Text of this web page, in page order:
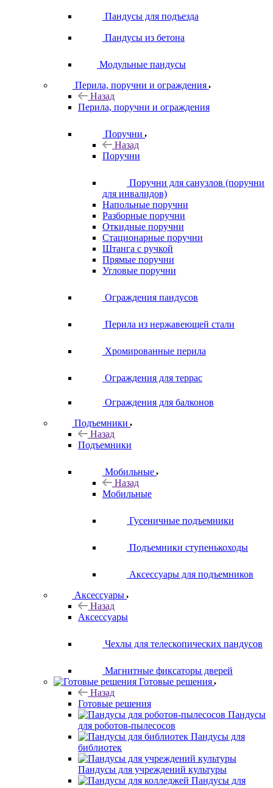
Пандусы для подъезда
Пандусы из бетона
Модульные пандусы
Перила, поручни и ограждения
Назад
Перила, поручни и ограждения
Поручни
Назад
Поручни
Поручни для санузлов (поручни
для инвалидов)
Напольные поручни
Разборные поручни
Откидные поручни
Стационарные поручни
Штанга с ручкой
Прямые поручни
Угловые поручни
Ограждения пандусов
Перила из нержавеющей стали
Хромированные перила
Ограждения для террас
Ограждения для балконов
Подъемники
Назад
Подъемники
Мобильные
Назад
Мобильные
Гусеничные подъемники
Подъемники ступенькоходы
Аксессуары для подъемников
Аксессуары
Назад
Аксессуары
Чехлы для телескопических пандусов
Магнитные фиксаторы дверей
Готовые решения
Назад
Готовые решения
Пандусы
для роботов-пылесосов
Пандусы для
библиотек
Пандусы для учреждений культуры
Пандусы для